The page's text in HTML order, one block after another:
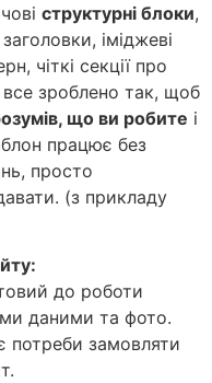
структурні блоки,
іміджеві
чіткі секції про
зроблено так, щоб
що ви робите і
працює без
просто
(з прикладу
до роботи
даними та фото.
замовляти